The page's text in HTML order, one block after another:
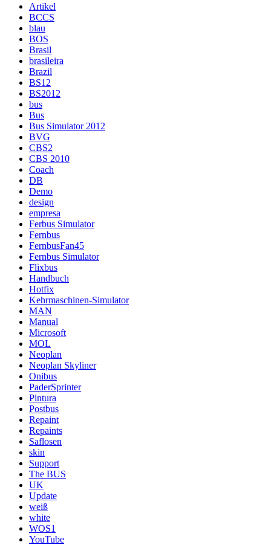
Artikel
BCCS
blau
BOS
Brasil
brasileira
Brazil
BS12
BS2012
bus
Bus
Bus Simulator 2012
BVG
CBS2
CBS 2010
Coach
DB
Demo
design
empresa
Ferbus Simulator
Fernbus
FernbusFan45
Fernbus Simulator
Flixbus
Handbuch
Hotfix
Kehrmaschinen-Simulator
MAN
Manual
Microsoft
MOL
Neoplan
Neoplan Skyliner
Onibus
PaderSprinter
Pintura
Postbus
Repaint
Repaints
Saflosen
skin
Support
The BUS
UK
Update
weiß
white
WOS1
YouTube